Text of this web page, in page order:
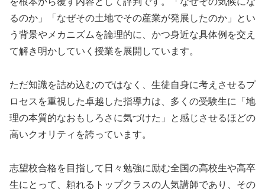
るのか」「なぜその土地でその産業が発展したのか」とい
う背景やメカニズムを論理的に、かつ身近な具体例を交え
て解き明かしていく授業を展開しています。
ただ知識を詰め込むのではなく、生徒自身に考えさせるプ
ロセスを重視した卓越した指導力は、多くの受験生に「地
理の本質的なおもしろさに気づけた」と感じさせるほどの
高いクオリティを誇っています。
志望校合格を目指して日々勉強に励む全国の高校生や高卒
生にとって、頼れるトップクラスの人気講師であり、その